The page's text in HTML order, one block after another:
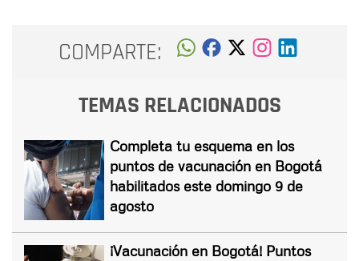
COMPARTE:
TEMAS RELACIONADOS
Completa tu esquema en los
puntos de vacunación en Bogotá
habilitados este domingo 9 de
agosto
¡Vacunación en Bogotá! Puntos